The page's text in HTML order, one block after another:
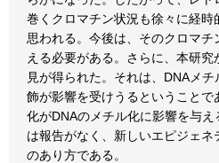
巻くクロマチン状況も徐々に経時
思われる。今後は、そのクロマチ
える必要がある。さらに、本研
見が得られた。それは、DNAメ
飾が影響を受けうるということ
化がDNAのメチル化に影響を与
は報告がなく、新しいエピジェネ
のあり方である。